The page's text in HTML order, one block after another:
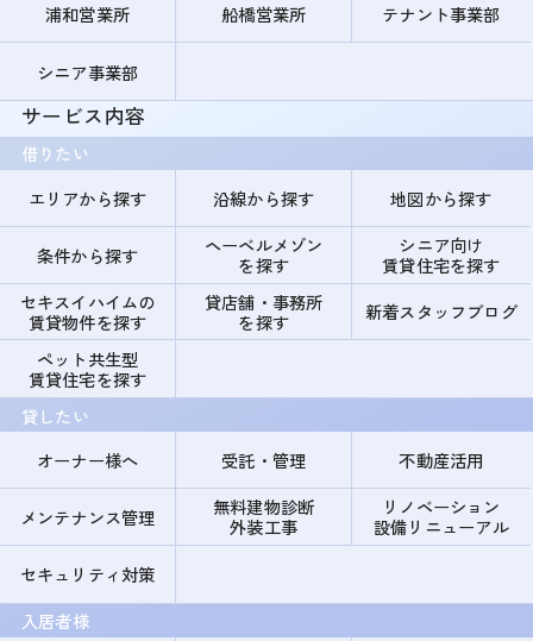
浦和営業所 船橋営業所 テナント事業部
シニア事業部
サービス内容
借りたい
エリアから探す
沿線から探す 地図から探す
条件から探す
ヘーベルメゾン
を探す
シニア向け
賃貸住宅を探す
セキスイハイムの
賃貸物件を探す
貸店舗・事務所
を探す
新着スタッフブログ
ペット共生型
賃貸住宅を探す
貸したい
オーナー様へ
受託・管理 不動産活用
メンテナンス管理
無料建物診断
外装工事
リノベーション
設備リニューアル
セキュリティ対策
入居者様